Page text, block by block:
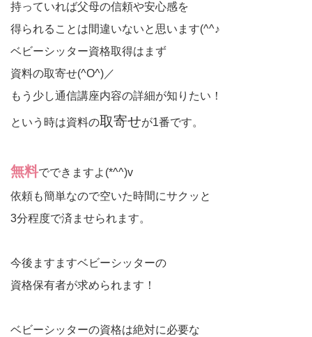
持っていれば父母の信頼や安心感を
得られることは間違いないと思います(^^♪
ベビーシッター資格取得はまず
資料の取寄せ(^O^)／
もう少し通信講座内容の詳細が知りたい！
という時は資料の取寄せが1番です。
無料でできますよ(*^^)v
依頼も簡単なので空いた時間にサクッと
3分程度で済ませられます。
今後ますますベビーシッターの
資格保有者が求められます！
ベビーシッターの資格は絶対に必要な